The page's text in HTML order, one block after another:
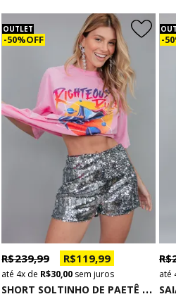
OUTLET
50% OFF
S
HORT SOLTINHO DE PAETÊ IRREGULAR PRATA
R$ 239,99 R$ 119,99
4x de R$ 30,00 sem juros
R$